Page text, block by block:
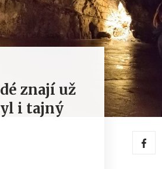
znají už
i tajný